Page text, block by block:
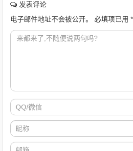
发表评论
电子邮件地址不会被公开。
必填项已用 *